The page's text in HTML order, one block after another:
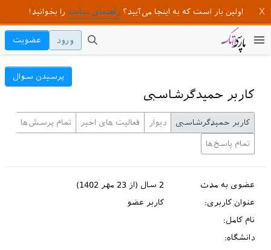
اولین بار است که به اینجا می‌آیید؟ راهنمای سایت را بخوانید!
ورود عضویت
کاربر حمیدگرشاسبی
پرسیدن سوال
کاربر حمیدگرشاسبی دیوار فعالیت های اخیر تمام پرسش‌ها
تمام پاسخ‌ها
عضوی به مدت
2 سال (از 23 مهر 1402)
عنوان کاربری:
کاربر عضو
نام کامل:
دانشگاه: